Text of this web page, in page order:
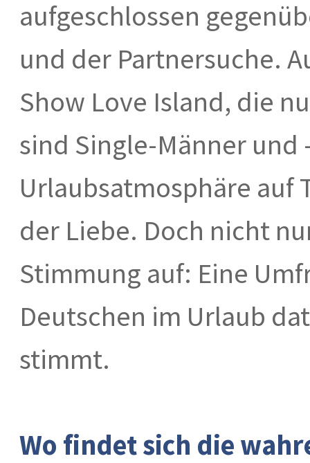
aufgeschlossen
und der Partnersuche.
Show Love Island, die
sind Single-Männer und
Urlaubsatmosphäre auf
der Liebe. Doch nicht
Stimmung auf: Eine
Deutschen im Urlaub
stimmt.
Wo findet sich die